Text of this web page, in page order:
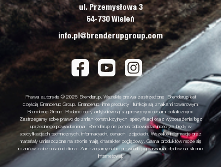
ul. Przemysłowa 3
64-730 Wieleń
info.pl@brenderupgroup.com
Prawa autorskie © 2025 Brenderup. Wszelkie prawa zastrzeżone. Brenderup jest
częścią Brenderup Group. Brenderup, inne produkty i funkcje są znakami towarowymi
Brenderup Group. Podane ceny artykułów są sugerowanymi cenami detalicznymi.
Zastrzegamy sobie prawo do zmian konstrukcyjnych, specyfikacji oraz wyposażenia bez
uprzedniego powiadomienia. Brenderup nie ponosi odpowiedzialności za błędy w
specyfikacjach technicznych, informacjach, cenach i zdjęciach. Wszelkie informacje oraz
materiały umieszczone na stronie mają charakter poglądowy. Gama produktów może się
różnić w zależności od dilera. Zastrzegamy sobie prawo do poprawiania błędów na stronie
internetowej.